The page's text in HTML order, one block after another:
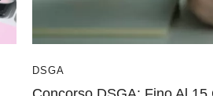
DSGA